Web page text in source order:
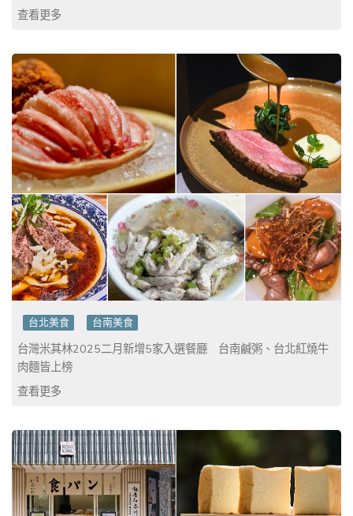
查看更多
台北美食 台南美食
台灣米其林2025二月新增5家入選餐廳 台南鹹粥、台北紅燒牛
肉麵皆上榜
查看更多